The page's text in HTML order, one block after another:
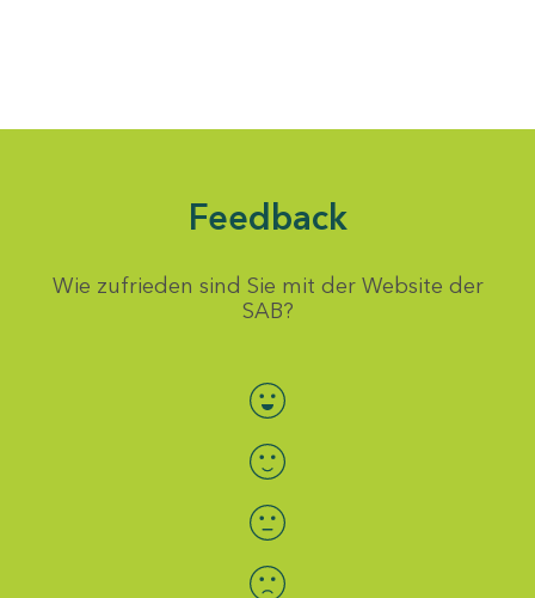
Feedback
Wie zufrieden sind Sie mit der Website der
SAB?
Bewertung auswählen